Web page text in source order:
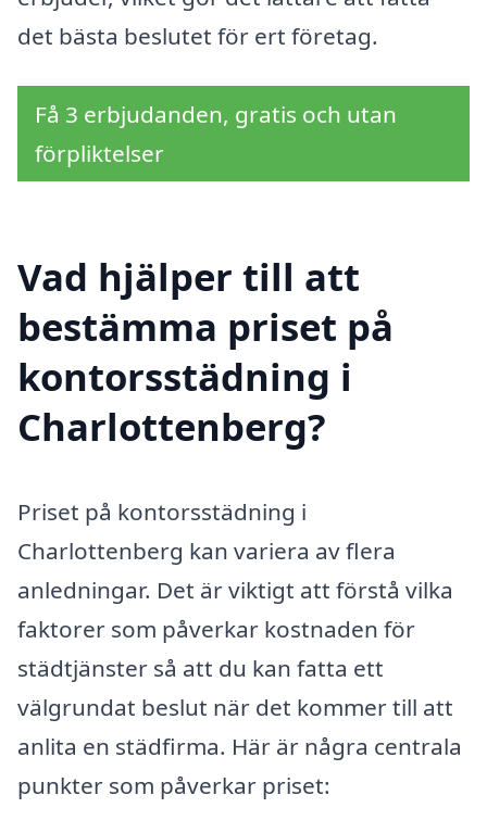
det bästa beslutet för ert företag.
Få 3 erbjudanden, gratis och utan
förpliktelser
Vad hjälper till att
bestämma priset på
kontorsstädning i
Charlottenberg?
Priset på kontorsstädning i
Charlottenberg kan variera av flera
anledningar. Det är viktigt att förstå vilka
faktorer som påverkar kostnaden för
städtjänster så att du kan fatta ett
välgrundat beslut när det kommer till att
anlita en städfirma. Här är några centrala
punkter som påverkar priset: